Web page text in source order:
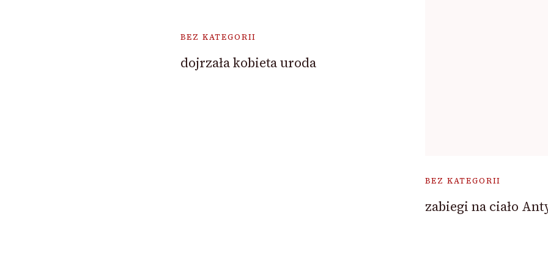
BEZ KATEGORII
dojrzała kobieta uroda
BEZ KATEGORII
zabiegi na ciało